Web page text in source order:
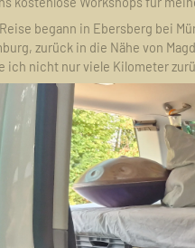
begann in Ebersberg bei
zurück in die Nähe von
ich nicht nur viele Kilometer